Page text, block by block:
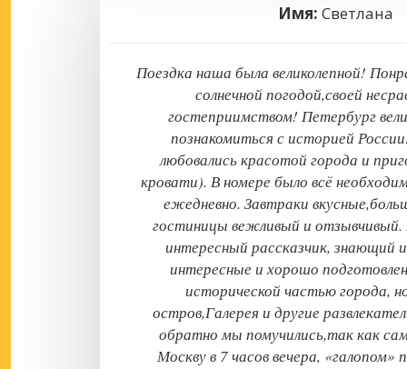
Имя:
Поездка наша была великолепной!
солнечной погодой,своей
гостеприимством! Петербург
познакомиться с историей
любовались красотой города и
кровати). В номере было всё
ежедневно. Завтраки
гостиницы вежливый и
интересный рассказчик, знающий
интересные и хорошо
исторической частью города,
остров,Галерея и другие
обратно мы помучились,так как
Москву в 7 часов вечера, «галопом»